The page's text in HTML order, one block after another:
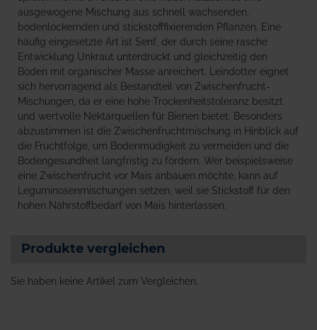
ausgewogene Mischung aus schnell wachsenden,
bodenlockernden und stickstofffixierenden Pflanzen. Eine
häufig eingesetzte Art ist Senf, der durch seine rasche
Entwicklung Unkraut unterdrückt und gleichzeitig den
Boden mit organischer Masse anreichert. Leindotter eignet
sich hervorragend als Bestandteil von Zwischenfrucht-
Mischungen, da er eine hohe Trockenheitstoleranz besitzt
und wertvolle Nektarquellen für Bienen bietet. Besonders
abzustimmen ist die Zwischenfruchtmischung in Hinblick auf
die Fruchtfolge, um Bodenmüdigkeit zu vermeiden und die
Bodengesundheit langfristig zu fördern. Wer beispielsweise
eine Zwischenfrucht vor Mais anbauen möchte, kann auf
Leguminosenmischungen setzen, weil sie Stickstoff für den
hohen Nährstoffbedarf von Mais hinterlassen.
Produkte vergleichen
Sie haben keine Artikel zum Vergleichen.